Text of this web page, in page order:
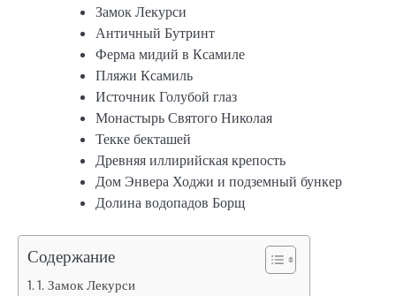
Замок Лекурси
Античный Бутринт
Ферма мидий в Ксамиле
Пляжи Ксамиль
Источник Голубой глаз
Монастырь Святого Николая
Текке бекташей
Древняя иллирийская крепость
Дом Энвера Ходжи и подземный бункер
Долина водопадов Борщ
Содержание
1. Замок Лекурси